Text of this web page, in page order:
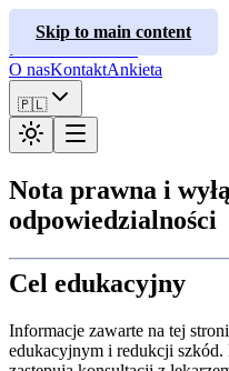
Skip to main content
ClusterInfo
Poradniki leczenia
O nasKontaktAnkieta
🇵🇱
Nota prawna i
odpowiedzialności
Cel edukacyjny
Informacje zawarte na tej
edukacyjnym i redukcji